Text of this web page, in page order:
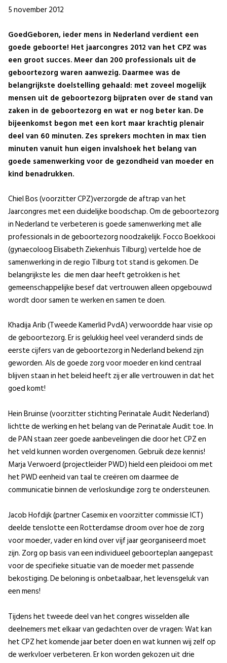
5 november 2012
GoedGeboren, ieder mens in Nederland verdient een
goede geboorte! Het jaarcongres 2012 van het CPZ was
een groot succes. Meer dan 200 professionals uit de
geboortezorg waren aanwezig. Daarmee was de
belangrijkste doelstelling gehaald: met zoveel mogelijk
mensen uit de geboortezorg bijpraten over de stand van
zaken in de geboortezorg en wat er nog beter kan. De
bijeenkomst begon met een kort maar krachtig plenair
deel van 60 minuten. Zes sprekers mochten in max tien
minuten vanuit hun eigen invalshoek het belang van
goede samenwerking voor de gezondheid van moeder en
kind benadrukken.
Chiel Bos (voorzitter CPZ)verzorgde de aftrap van het
Jaarcongres met een duidelijke boodschap. Om de geboortezorg
in Nederland te verbeteren is goede samenwerking met alle
professionals in de geboortezorg noodzakelijk. Focco Boekkooi
(gynaecoloog Elisabeth Ziekenhuis Tilburg) vertelde hoe de
samenwerking in de regio Tilburg tot stand is gekomen. De
belangrijkste les die men daar heeft getrokken is het
gemeenschappelijke besef dat vertrouwen alleen opgebouwd
wordt door samen te werken en samen te doen.
Khadija Arib (Tweede Kamerlid PvdA) verwoordde haar visie op
de geboortezorg. Er is gelukkig heel veel veranderd sinds de
eerste cijfers van de geboortezorg in Nederland bekend zijn
geworden. Als de goede zorg voor moeder en kind centraal
blijven staan in het beleid heeft zij er alle vertrouwen in dat het
goed komt!
Hein Bruinse (voorzitter stichting Perinatale Audit Nederland)
lichtte de werking en het belang van de Perinatale Audit toe. In
de PAN staan zeer goede aanbevelingen die door het CPZ en
het veld kunnen worden overgenomen. Gebruik deze kennis!
Marja Verwoerd (projectleider PWD) hield een pleidooi om met
het PWD eenheid van taal te creëren om daarmee de
communicatie binnen de verloskundige zorg te ondersteunen.
Jacob Hofdijk (partner Casemix en voorzitter commissie ICT)
deelde tenslotte een Rotterdamse droom over hoe de zorg
voor moeder, vader en kind over vijf jaar georganiseerd moet
zijn. Zorg op basis van een individueel geboorteplan aangepast
voor de specifieke situatie van de moeder met passende
bekostiging. De beloning is onbetaalbaar, het levensgeluk van
een mens!
Tijdens het tweede deel van het congres wisselden alle
deelnemers met elkaar van gedachten over de vragen: Wat kan
het CPZ het komende jaar beter doen en wat kunnen wij zelf op
de werkvloer verbeteren. Er kon worden gekozen uit drie